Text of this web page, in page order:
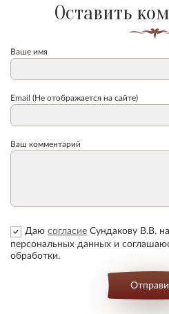
Оставить
Ваше имя
Email (Не отображается на сайте)
Ваш комментарий
Даю согласие Сундакову В.В.
персональных данных и
обработки.